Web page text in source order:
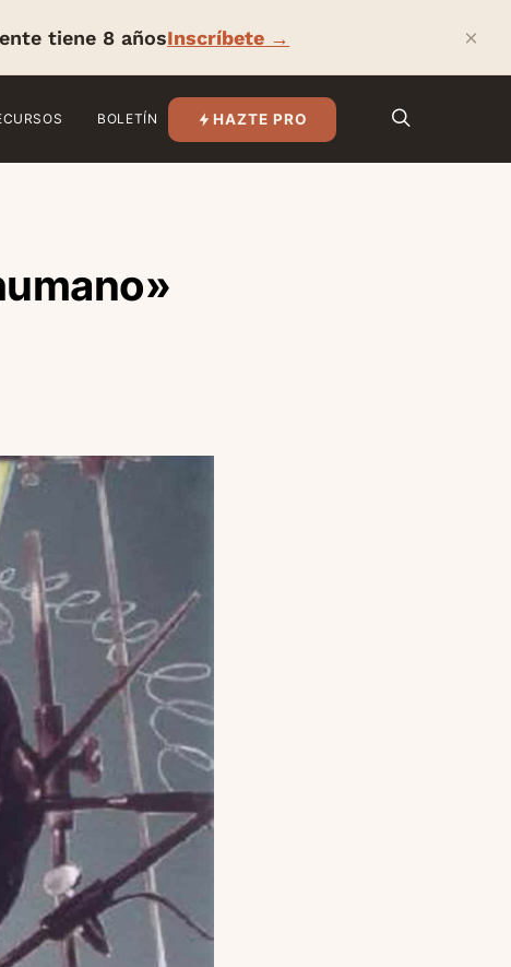
tiene 8 añosInscríbete → ×
BOLETÍN HAZTE PRO